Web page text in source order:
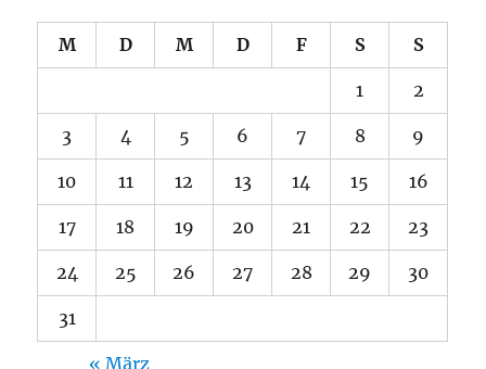
M D M D F S S
1 2
3 4 5 6 7 8 9
10 11 12 13 14 15 16
17 18 19 20 21 22 23
24 25 26 27 28 29 30
31
« März